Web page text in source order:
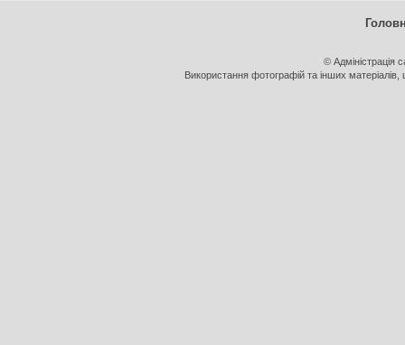
© Адміністрація
Використання фотографій та інших матеріалів,